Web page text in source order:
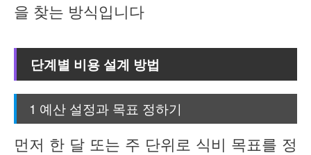
을 찾는 방식입니다
단계별 비용 설계 방법
1 예산 설정과 목표 정하기
먼저 한 달 또는 주 단위로 식비 목표를 정